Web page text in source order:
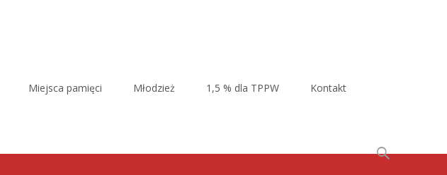
Miejsca pamięci Młodzież 1,5 % dla TPPW Kontakt
Szukaj: